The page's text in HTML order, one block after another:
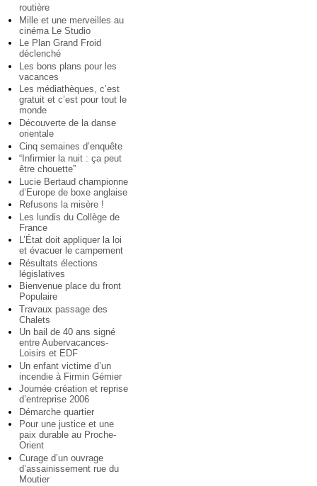
routière
Mille et une merveilles au
cinéma Le Studio
Le Plan Grand Froid
déclenché
Les bons plans pour les
vacances
Les médiathèques, c’est
gratuit et c’est pour tout le
monde
Découverte de la danse
orientale
Cinq semaines d’enquête
“Infirmier la nuit : ça peut
être chouette”
Lucie Bertaud championne
d’Europe de boxe anglaise
Refusons la misère !
Les lundis du Collège de
France
L’État doit appliquer la loi
et évacuer le campement
Résultats élections
législatives
Bienvenue place du front
Populaire
Travaux passage des
Chalets
Un bail de 40 ans signé
entre Aubervacances-
Loisirs et EDF
Un enfant victime d’un
incendie à Firmin Gémier
Journée création et reprise
d’entreprise 2006
Démarche quartier
Pour une justice et une
paix durable au Proche-
Orient
Curage d’un ouvrage
d’assainissement rue du
Moutier